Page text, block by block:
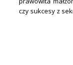
czy sukcesy z